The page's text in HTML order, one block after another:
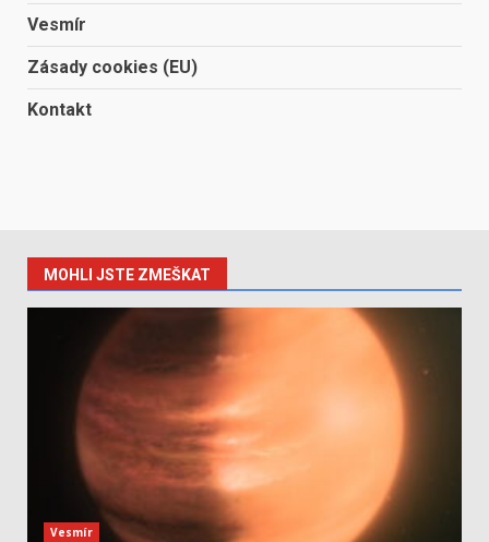
Vesmír
Zásady cookies (EU)
Kontakt
MOHLI JSTE ZMEŠKAT
Vesmír